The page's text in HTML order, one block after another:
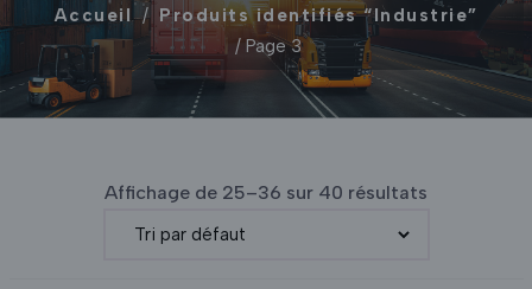
Accueil / Produits identifiés “Industrie”
/ Page 3
Affichage de 25–36 sur 40 résultats